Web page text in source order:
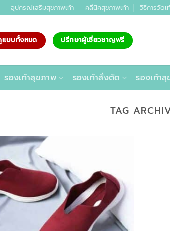
อุปกรณ์เสริมสุขภาพเท้า คลีนิคสุขภาพเท้า วิธีการวัดเ
แบบทั้งหมด ปรึกษาผู้เชี่ยวชาญฟรี
รองเท้าสุขภาพ รองเท้าสั่งตัด รองเท้า
TAG